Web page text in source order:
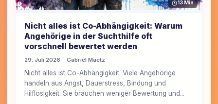
13 Min
Nicht alles ist Co-Abhängigkeit: Warum
Angehörige in der Suchthilfe oft
vorschnell bewertet werden
29. Juli 2026 Gabriel Maetz
Nicht alles ist Co-Abhängigkeit. Viele Angehörige
handeln aus Angst, Dauerstress, Bindung und
Hilflosigkeit. Sie brauchen weniger Bewertung und...